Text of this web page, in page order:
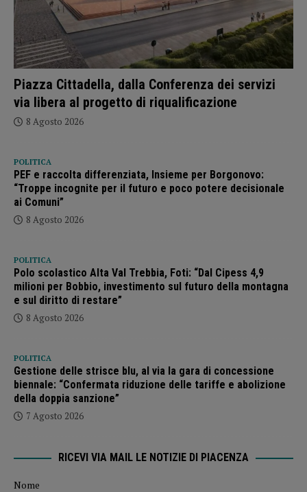
Piazza Cittadella, dalla Conferenza dei servizi
via libera al progetto di riqualificazione
8 Agosto 2026
POLITICA
PEF e raccolta differenziata, Insieme per Borgonovo:
“Troppe incognite per il futuro e poco potere decisionale
ai Comuni”
8 Agosto 2026
POLITICA
Polo scolastico Alta Val Trebbia, Foti: “Dal Cipess 4,9
milioni per Bobbio, investimento sul futuro della montagna
e sul diritto di restare”
8 Agosto 2026
POLITICA
Gestione delle strisce blu, al via la gara di concessione
biennale: “Confermata riduzione delle tariffe e abolizione
della doppia sanzione”
7 Agosto 2026
RICEVI VIA MAIL LE NOTIZIE DI PIACENZA
Nome